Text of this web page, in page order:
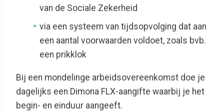
van de Sociale Zekerheid
via een systeem van tijdsopvolging dat aan
een aantal voorwaarden voldoet, zoals bvb.
een prikklok
Bij een mondelinge arbeidsovereenkomst doe je
dagelijks een Dimona FLX-aangifte waarbij je het
begin- en einduur aangeeft.